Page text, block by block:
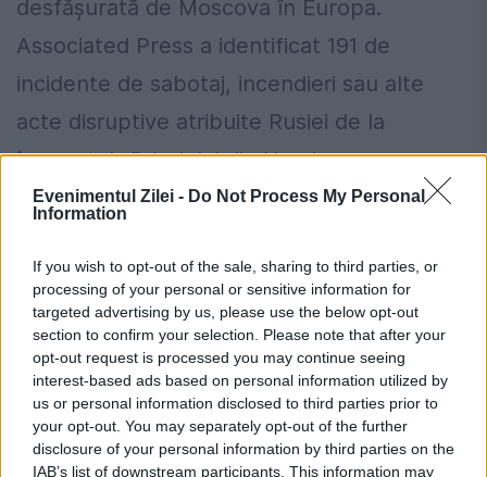
Evenimentul Zilei - Do Not Process My Personal
Information
If you wish to opt-out of the sale, sharing to third parties, or
processing of your personal or sensitive information for
targeted advertising by us, please use the below opt-out
section to confirm your selection. Please note that after your
opt-out request is processed you may continue seeing
interest-based ads based on personal information utilized by
us or personal information disclosed to third parties prior to
your opt-out. You may separately opt-out of the further
disclosure of your personal information by third parties on the
IAB’s list of downstream participants. This information may
desfășurată de Moscova în Europa.
Associated Press a identificat 191 de
incidente de sabotaj, incendieri sau alte
acte disruptive atribuite Rusiei de la
începutul războiului din Ucraina.
Kremlinul a respins anterior acuzațiile
din străinătate. Purtătorul de cuvânt al lui
Vladimir Putin, Dmitri Peskov, a declarat
pentru AP că nu vede „nicio nevoie” de a
comenta informațiile prezentate de
agenție.